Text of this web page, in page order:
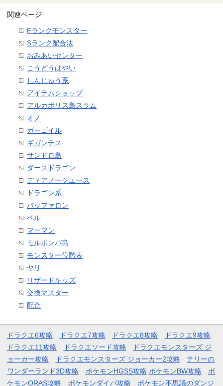
関連ページ
Fランクモンスター
Sランク配合法
おみあいセンター
こうどうはやい
しんじゅう系
アイテムショップ
アルカポリス島スラム
オノ
ガーゴイル
ギガンテス
サンドロ島
ダースドラゴン
ディアノーグエース
ドラゴン系
バッファロン
ベル
マーマン
モルボンバ島
モンスター位階表
ヤリ
リザードキッズ
交換マスター
配合
ドラクエ6攻略 ドラクエ7攻略 ドラクエ8攻略
ドラクエ9攻略
ドラクエ11攻略
ドラクエソード攻略
ドラクエモンスターズ ジ
ョーカー攻略
ドラクエモンスターズ ジョーカー2攻略
テリーの
ワンダーランド3D攻略
ポケモンHGSS攻略 ポケモンBW攻略
ポ
ケモンORAS攻略
ポケモンダイパ攻略 ポケモン不思議のダンジ